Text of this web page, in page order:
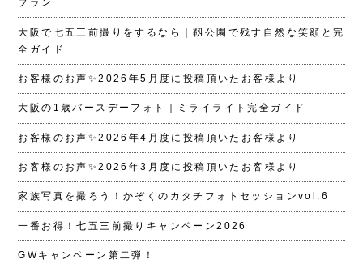
プラン
大阪で七五三前撮りをするなら｜靱公園で残す自然な笑顔と完
全ガイド
お客様のお声✨2026年5月度に投稿頂いたお客様より
大阪の1歳バースデーフォト｜ミライライト完全ガイド
お客様のお声✨2026年4月度に投稿頂いたお客様より
お客様のお声✨2026年3月度に投稿頂いたお客様より
家族写真を撮ろう！かぞくのカタチフォトセッションvol.6
一番お得！七五三前撮りキャンペーン2026
GWキャンペーン第二弾！